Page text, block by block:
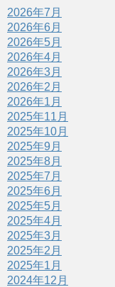
2026年7月
2026年6月
2026年5月
2026年4月
2026年3月
2026年2月
2026年1月
2025年11月
2025年10月
2025年9月
2025年8月
2025年7月
2025年6月
2025年5月
2025年4月
2025年3月
2025年2月
2025年1月
2024年12月